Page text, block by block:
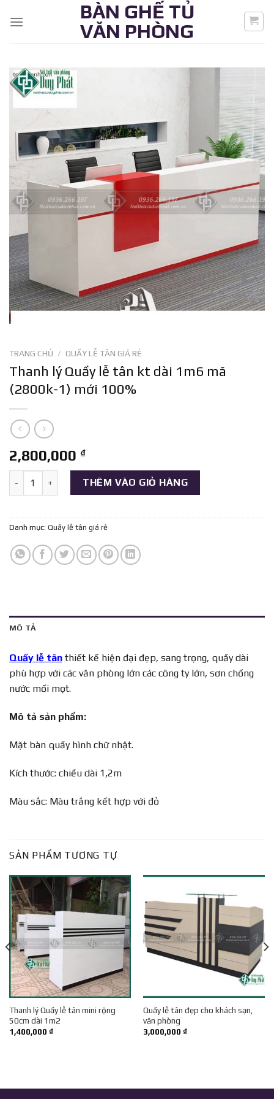
BÀN GHẾ TỦ
VĂN PHÒNG
TRANG CHỦ / QUẦY LỄ TÂN GIÁ RẺ
Thanh lý Quầy lễ tân kt dài 1m6 mã
(2800k-1) mới 100%
2,800,000 ₫
Thanh lý Quầy lễ tân kt dài 1m6 mã (2800k-1) mới 100% số
THÊM VÀO GIỎ HÀNG
Danh mục: Quầy lễ tân giá rẻ
MÔ TẢ
Quầy lễ tân thiết kế hiện đại đẹp, sang trọng, quầy dài
phù hợp với các văn phòng lớn các công ty lớn, sơn chống
nước mối mọt.
Mô tả sản phẩm:
Mặt bàn quầy hình chữ nhật.
Kích thước: chiều dài 1,2m
Màu sắc: Màu trắng kết hợp với đỏ
SẢN PHẨM TƯƠNG TỰ
Thanh lý Quầy lễ tân mini rộng
50cm dài 1m2
1,400,000 ₫
Quầy lễ tân đẹp cho khách sạn,
văn phòng
3,000,000 ₫